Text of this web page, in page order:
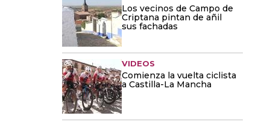
Los vecinos de Campo de
Criptana pintan de añil
sus fachadas
VIDEOS
Comienza la vuelta ciclista
a Castilla-La Mancha